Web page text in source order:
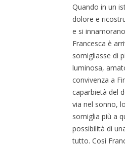
Quando in un
dolore e
e si
Francesca è
somigliasse di
luminosa,
convivenza a
caparbietà del
via nel sonno,
somiglia più a
possibilità di
tutto. Così